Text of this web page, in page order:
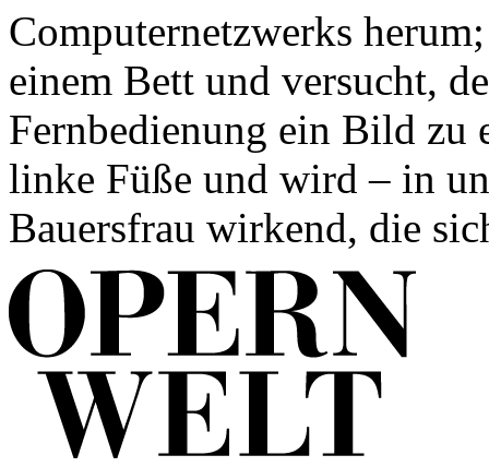
Computernetzwerks
einem Bett und versucht,
Fernbedienung ein Bild zu
linke Füße und wird – in
Bauersfrau wirkend, die